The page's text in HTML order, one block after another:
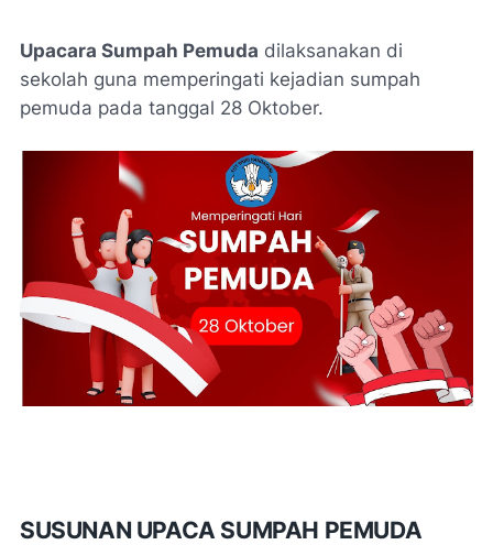
Upacara Sumpah Pemuda dilaksanakan di
sekolah guna memperingati kejadian sumpah
pemuda pada tanggal 28 Oktober.
SUSUNAN UPACA SUMPAH PEMUDA